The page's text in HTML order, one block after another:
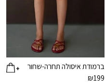
ברמודת איסולה תחרה-שחור
₪199